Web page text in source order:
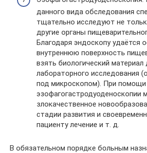
данного вида обследования
тщательно исследуют не
другие органы
Благодаря эндоскопу удаётся
внутреннюю поверхность
взять биологический материал
лабораторного исследования
под микроскопом). При помощи
эзофагогастродуоденоскопии
злокачественное
стадии развития и
пациенту лечение и т. д.
В обязательном порядке больным